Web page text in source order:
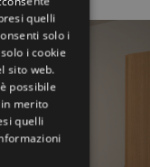
quelli
solo i
i cookie
sito web.
possibile
merito
quelli